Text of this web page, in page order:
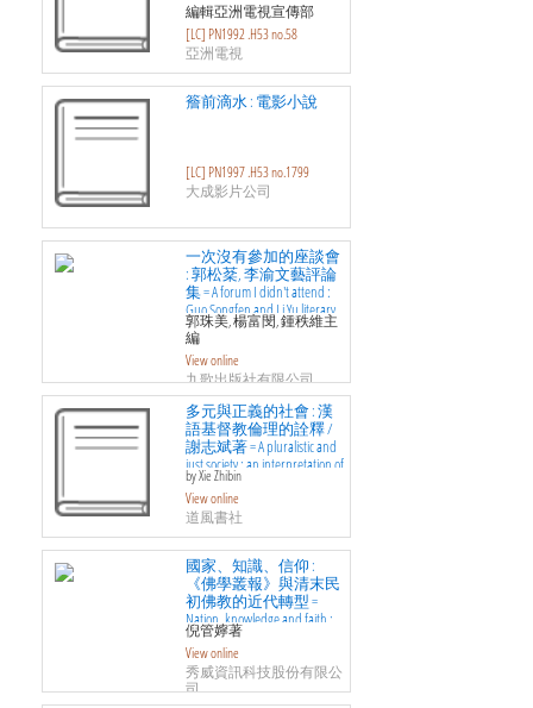
編輯亞洲電視宣傳部
[LC] PN1992 .H53 no.58
亞洲電視
簷前滴水 : 電影小說
[LC] PN1997 .H53 no.1799
大成影片公司
一次沒有參加的座談會
: 郭松棻, 李渝文藝評論
集 = A forum I didn't attend :
Guo Songfen and Li Yu literary
criticism collection
郭珠美, 楊富閔, 鍾秩維主
編
View online
九歌出版社有限公司
多元與正義的社會 : 漢
語基督教倫理的詮釋 /
謝志斌著 = A pluralistic and
just society : an interpretation of
Sino-Christian ethics
by Xie Zhibin
View online
道風書社
國家、知識、信仰 :
《佛學叢報》與清末民
初佛教的近代轉型 =
Nation, knowledge and faith :
Foxue Congbao and modern
transformation of buddhism in
the late Qing and the early
republic
倪管嬣著
View online
秀威資訊科技股份有限公
司